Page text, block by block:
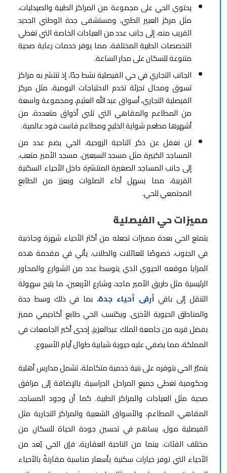
يحتوي الحي على مجموعة من المراكز الطبية والصيدليات،
مثل مركز العبير الطبي، ومستشفى جدة الوطني الجديد
القريب منه، إلى جانب عدد من العيادات الخاصة التي تغطي
التخصصات الطبية المختلفة، مما يوفر خدمات رعاية صحية
متنوعة للسكان على مدار الساعة.
الجانب التجاري في حي الفيصلية نشط جدًا، إذ تنتشر به مراكز
تسوق ومحال تجزئة تخدم الاحتياجات اليومية، مثل مركز
الفيصلية التجاري، أسواق عبد الله العثيم، ومجموعة واسعة
من المطاعم والمقاهي التي تلبي أذواق متعددة، من
أشهرها مطعم شواية الخليج ومطاعم فاست فود عالمية.
لن نغفل عن ذكر الناحية الروحية، الحي يضم عدد من
المساجد الكبيرة مثل مسجد السبعين، مسجد الأمير متعب،
إلى جانب المساجد الصغيرة المنتشرة داخل الأحياء السكنية
القريبة، مما يسهل أداء الصلوات ويعزز من الطابع
المجتمعي للحي.
مميزات حي الفيصلية
يتمتع الحي بعدة مميزات تجعله من أكثر الأحياء شهرة وجاذبية
في الجنوب، خصوصًا للعائلات والطلاب. يأتي في مقدمة هذه
المزايا موقعه الحيوي الذي يتوسط عدد من الشوارع والمحاور
الرئيسية مثل طريق الأمير ماجد، وشارع الأربعين، ما يتيح سهولة
التنقل إلى باقي أرقى أحياء جدة، بما في ذلك وسط جدة
والمناطق الحيوية الأخرى. ويكتسب الحي طابع أكاديمي مميز
بفضل قربه من جامعة الملك عبدالعزيز، إحدى أكبر الجامعات في
المملكة، مما يضفي عليه حيوية شبابية طوال أيام الأسبوع.
يتميّز الحي بتوفره على بنية خدمية متكاملة، تشمل مدارس أهلية
وحكومية تغطي جميع المراحل الدراسية، بالإضافة إلى مرافق
صحية مثل العيادات والمراكز الطبية. كما أن وجود المساجد،
المقاهي، المطاعم، والأسواق الشعبية والمراكز التجارية مثل
الفيصلية مول، يساهم في تحسين جودة الحياة للسكان من
مختلف الفئات. بينما من الناحية العقارية، فإن الحي يُعد من
الأحياء التي توفر خيارات سكنية بأسعار مناسبة مقارنةً بالأحياء